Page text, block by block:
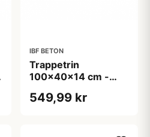
IBF BETON
Trappetrin
100x40x14 cm -
549,99 kr